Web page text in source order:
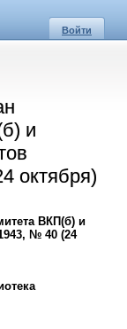
Войти
и
октября)
ВКП(б) и
№ 40 (24